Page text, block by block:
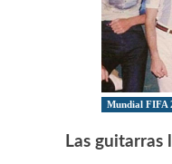
Mundial FIFA
Las